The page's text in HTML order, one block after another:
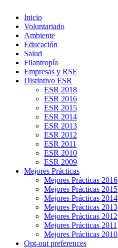
Inicio
Voluntariado
Ambiente
Educación
Salud
Filantropía
Empresas y RSE
Distintivo ESR
ESR 2018
ESR 2016
ESR 2015
ESR 2014
ESR 2013
ESR 2012
ESR 2011
ESR 2010
ESR 2009
Mejores Prácticas
Mejores Prácticas 2016
Mejores Prácticas 2015
Mejores Prácticas 2014
Mejores Prácticas 2013
Mejores Prácticas 2012
Mejores Prácticas 2011
Mejores Prácticas 2010
Opt-out preferences